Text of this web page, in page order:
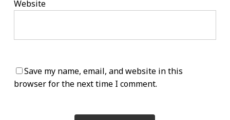
Website
Save my name, email, and website in this
browser for the next time I comment.